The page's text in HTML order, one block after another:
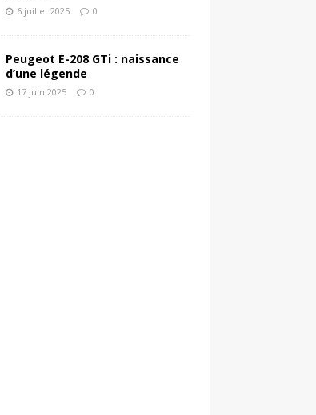
6 juillet 2025 0
Peugeot E-208 GTi : naissance
d’une légende
17 juin 2025 0